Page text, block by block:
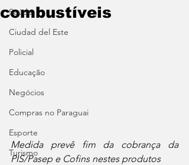
Saúde
Ciudad del Este
Policial
Educação
Negócios
Compras no Paraguai
Esporte
Turismo
combustíveis
Medida prevê fim da cobrança da
PIS/Pasep e Cofins nestes produtos